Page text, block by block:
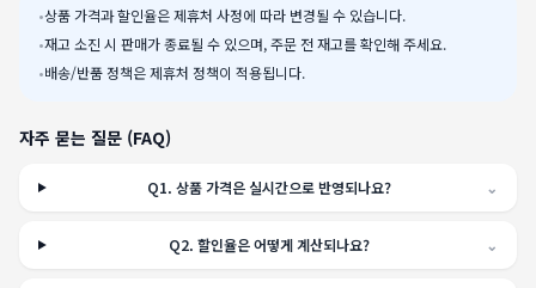
•상품 가격과 할인율은 제휴처 사정에 따라 변경될 수 있습니다.
•재고 소진 시 판매가 종료될 수 있으며, 주문 전 재고를 확인해 주세요.
•배송/반품 정책은 제휴처 정책이 적용됩니다.
자주 묻는 질문 (FAQ)
Q1.상품 가격은 실시간으로 반영되나요? ⌄
Q2.할인율은 어떻게 계산되나요? ⌄